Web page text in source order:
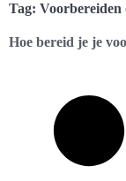
Tag: Voorbereiden
Hoe bereid je je